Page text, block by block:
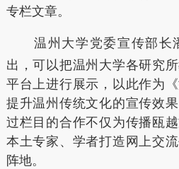
专栏文章。
温州大学党委宣传部长
出，可以把温州大学各研究
平台上进行展示，以此作为
提升温州传统文化的宣传效
过栏目的合作不仅为传播瓯
本土专家、学者打造网上交
阵地。